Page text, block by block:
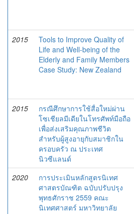
2015
Tools to Improve Quality of
Life and Well-being of the
Elderly and Family Members
Case Study: New Zealand
2015
กรณีศึกษาการใช้สื่อใหม่ผ่าน
โซเชียลมีเดียในโทรศัพท์มือถือ
เพื่อส่งเสริมคุณภาพชีวิต
สำหรับผู้สูงอายุกับสมาชิกใน
ครอบครัว ณ ประเทศ
นิวซีแลนด์
2020
การประเมินหลักสูตรนิเทศ
ศาสตรบัณฑิต ฉบับปรับปรุง
พุทธศักราช 2559 คณะ
นิเทศศาสตร์ มหาวิทยาลัย